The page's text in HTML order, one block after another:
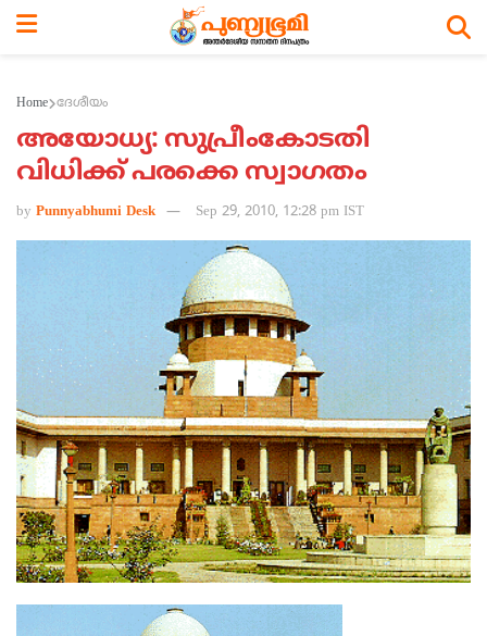
Home ദേശീയം
അയോധ്യ: സുപ്രീംകോടതി
വിധിക്ക് പരക്കെ സ്വാഗതം
by Punnyabhumi Desk Sep 29, 2010, 12:28 pm IST